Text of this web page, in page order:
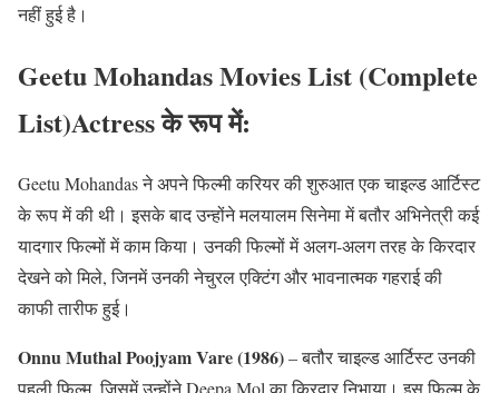
नहीं हुई है।
Geetu Mohandas Movies List (Complete
List)Actress के रूप में:
Geetu Mohandas ने अपने फिल्मी करियर की शुरुआत एक चाइल्ड आर्टिस्ट
के रूप में की थी। इसके बाद उन्होंने मलयालम सिनेमा में बतौर अभिनेत्री कई
यादगार फिल्मों में काम किया। उनकी फिल्मों में अलग-अलग तरह के किरदार
देखने को मिले, जिनमें उनकी नेचुरल एक्टिंग और भावनात्मक गहराई की
काफी तारीफ हुई।
Onnu Muthal Poojyam Vare (1986)– बतौर चाइल्ड आर्टिस्ट उनकी
पहली फिल्म, जिसमें उन्होंने Deepa Mol का किरदार निभाया। इस फिल्म के